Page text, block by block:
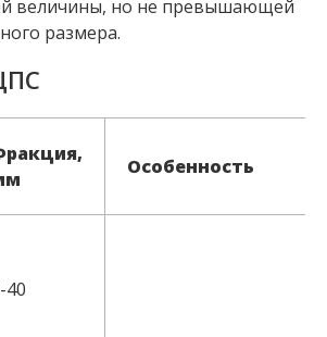
величины, но не превышающей
размера.
Особенность
40